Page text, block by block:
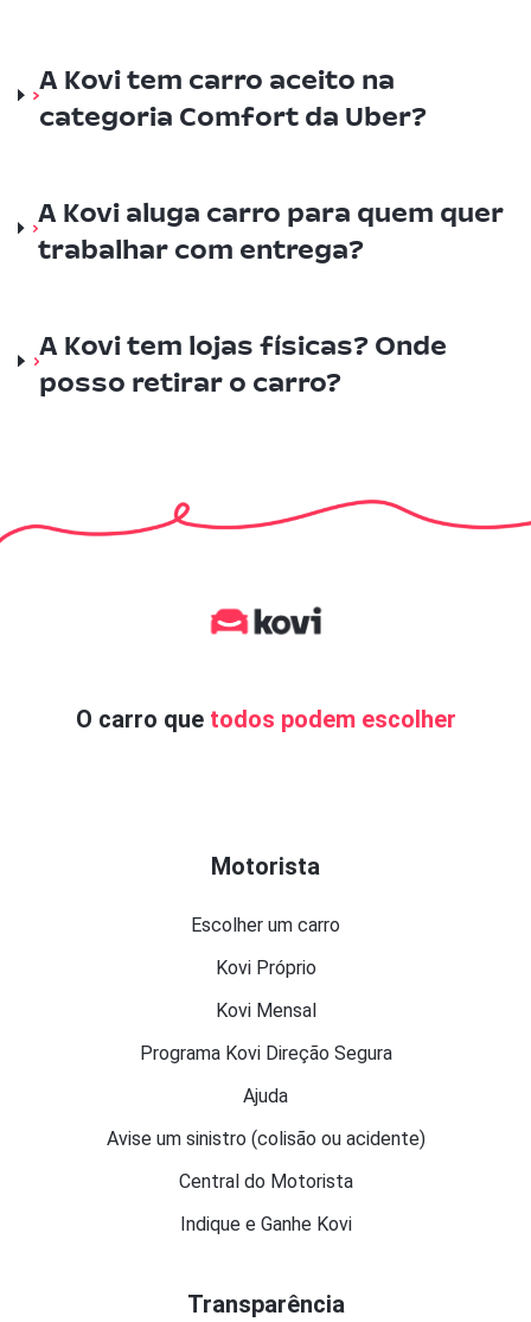
A Kovi tem carro aceito na
categoria Comfort da Uber?
A Kovi aluga carro para quem quer
trabalhar com entrega?
A Kovi tem lojas físicas? Onde
posso retirar o carro?
O carro que todos podem escolher
Motorista
Escolher um carro
Kovi Próprio
Kovi Mensal
Programa Kovi Direção Segura
Ajuda
Avise um sinistro (colisão ou acidente)
Central do Motorista
Indique e Ganhe Kovi
Transparência